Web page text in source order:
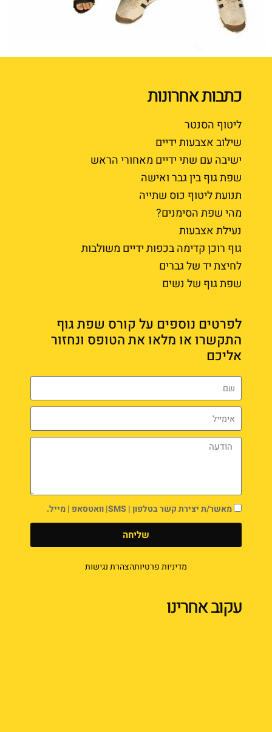
כתבות אחרונות
ליטוף הסנטר
שילוב אצבעות ידיים
ישיבה עם שתי ידיים מאחורי הראש
שפת גוף בין גבר ואישה
תנועת ליטוף כוס שתייה
מהי שפת הסימנים?
נעילת אצבעות
גוף רוכן קדימה בכפות ידיים משולבות
לחיצת יד של גברים
שפת גוף של נשים
לפרטים נוספים על קורס שפת גוף
התקשרו או מלאו את הטופס ונחזור
אליכם
מאשר/ת יצירת קשר בטלפון | SMS| וואטסאפ | מייל.
שליחה
מדיניות פרטיותהצהרת נגישות
עקוב אחרינו